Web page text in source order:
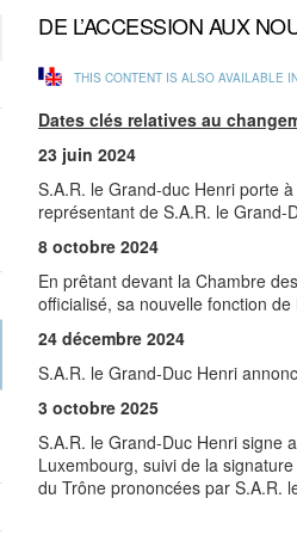
DE L’ACCESSION AUX
THIS CONTENT IS ALSO AVAILABLE
Dates clés relatives au
23 juin 2024
S.A.R. le Grand-duc Henri porte
représentant de S.A.R. le Grand-
8 octobre 2024
En prêtant devant la Chambre
officialisé, sa nouvelle fonction
24 décembre 2024
S.A.R. le Grand-Duc Henri
3 octobre 2025
S.A.R. le Grand-Duc Henri signe
Luxembourg, suivi de la
du Trône prononcées par S.A.R.